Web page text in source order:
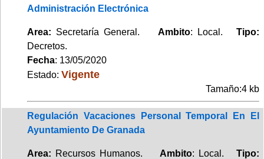
Administración Electrónica
Area: Secretaría General. Ambito: Local.Tipo:
Decretos.
Fecha: 13/05/2020
Estado: Vigente
Tamaño:4 kb
Regulación Vacaciones Personal Temporal En El
Ayuntamiento De Granada
Area: Recursos Humanos. Ambito: Local.Tipo: